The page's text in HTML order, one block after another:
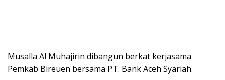
Musalla Al Muhajirin dibangun berkat kerjasama
Pemkab Bireuen bersama PT. Bank Aceh Syariah.